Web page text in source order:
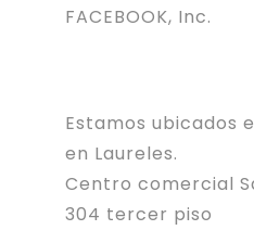
FACEBOOK, Inc.
Estamos ubicados
en Laureles.
Centro comercial
304 tercer piso